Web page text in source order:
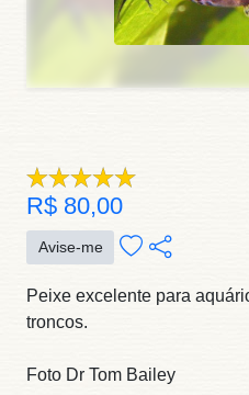
R$ 80,00
Avise-me
Peixe excelente para
troncos.
Foto Dr Tom Bailey